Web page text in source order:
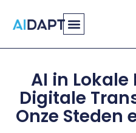
naar
AI in Lokale
Digitale
Onze Steden